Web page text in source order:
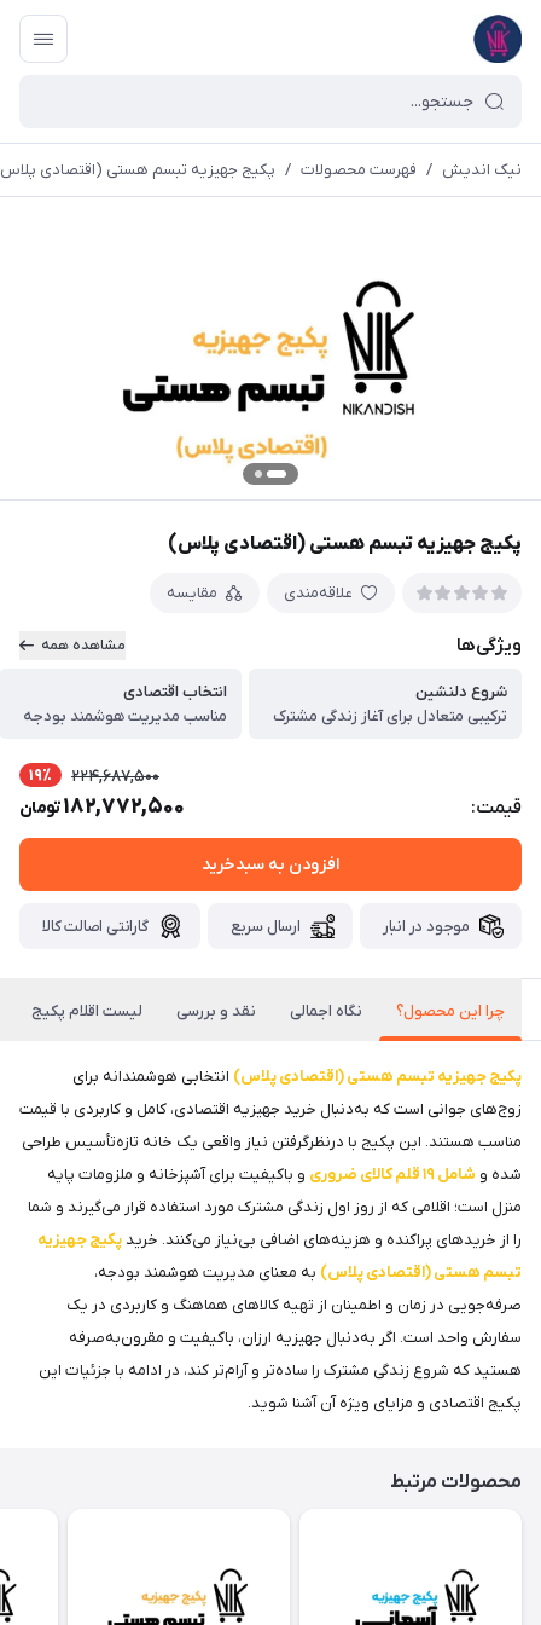
نیک اندیش / فهرست محصولات / پکیج جهیزیه تبسم هستی (اقتصادی
پکیج جهیزیه تبسم هستی (اقتصادی پلاس)
علاقه‌مندی مقایسه
ویژگی‌ها مشاهده همه
شروع دلنشین
ترکیبی متعادل برای آغاز زندگی مشترک
انتخاب اقتصادی
مناسب مدیریت هوشمند بودجه
قیمت:
224,687,500 19٪
182,772,500تومان
افزودن به سبدخرید
موجود در انبار ارسال سریع گارانتی اصالت کالا
چرا این محصول؟ نگاه اجمالی نقد و بررسی لیست اقلام پکیج
پکیج جهیزیه تبسم هستی (اقتصادی پلاس) انتخابی هوشمندانه برای
زوج‌های جوانی است که به‌دنبال خرید جهیزیه اقتصادی، کامل و کاربردی با قیمت
مناسب هستند. این پکیج با درنظرگرفتن نیاز واقعی یک خانه تازه‌تأسیس طراحی
شده و شامل ۱۹ قلم کالای ضروری
و باکیفیت برای آشپزخانه و ملزومات پایه
منزل است؛ اقلامی که از روز اول زندگی مشترک مورد استفاده قرار می‌گیرند و شما
را از خریدهای پراکنده و هزینه‌های اضافی بی‌نیاز می‌کنند. خریدپکیج جهیزیه
تبسم هستی (اقتصادی پلاس) به معنای مدیریت هوشمند بودجه،
صرفه‌جویی در زمان و اطمینان از تهیه کالاهای هماهنگ و کاربردی در یک
سفارش واحد است. اگر به‌دنبال جهیزیه ارزان، باکیفیت و مقرون‌به‌صرفه
هستید که شروع زندگی مشترک را ساده‌تر و آرام‌تر کند، در ادامه با جزئیات این
پکیج اقتصادی و مزایای ویژه آن آشنا شوید.
محصولات مرتبط